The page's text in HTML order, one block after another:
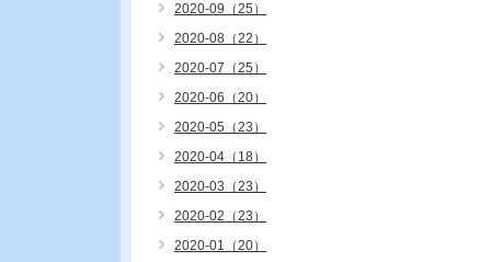
2020-09（25）
2020-08（22）
2020-07（25）
2020-06（20）
2020-05（23）
2020-04（18）
2020-03（23）
2020-02（23）
2020-01（20）